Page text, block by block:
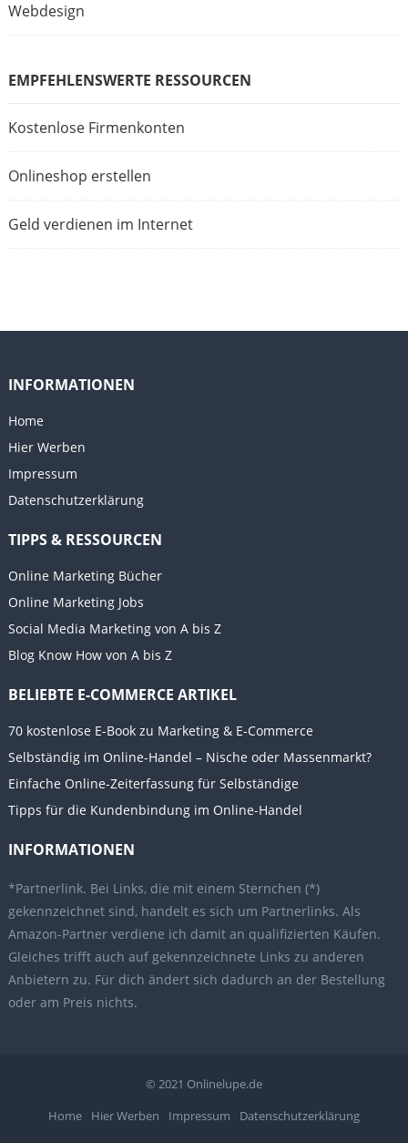
Webdesign
EMPFEHLENSWERTE RESSOURCEN
Kostenlose Firmenkonten
Onlineshop erstellen
Geld verdienen im Internet
INFORMATIONEN
Home
Hier Werben
Impressum
Datenschutzerklärung
TIPPS & RESSOURCEN
Online Marketing Bücher
Online Marketing Jobs
Social Media Marketing von A bis Z
Blog Know How von A bis Z
BELIEBTE E-COMMERCE ARTIKEL
70 kostenlose E-Book zu Marketing & E-Commerce
Selbständig im Online-Handel – Nische oder Massenmarkt?
Einfache Online-Zeiterfassung für Selbständige
Tipps für die Kundenbindung im Online-Handel
INFORMATIONEN
*Partnerlink. Bei Links, die mit einem Sternchen (*)
gekennzeichnet sind, handelt es sich um Partnerlinks. Als
Amazon-Partner verdiene ich damit an qualifizierten Käufen.
Gleiches trifft auch auf gekennzeichnete Links zu anderen
Anbietern zu. Für dich ändert sich dadurch an der Bestellung
oder am Preis nichts.
© 2021 Onlinelupe.de
Home
Hier Werben Impressum Datenschutzerklärung